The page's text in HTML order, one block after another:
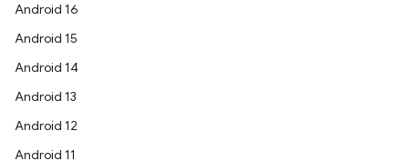
Android 16
Android 15
Android 14
Android 13
Android 12
Android 11